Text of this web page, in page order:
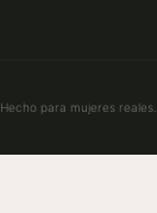
Hecho para mujeres reales.